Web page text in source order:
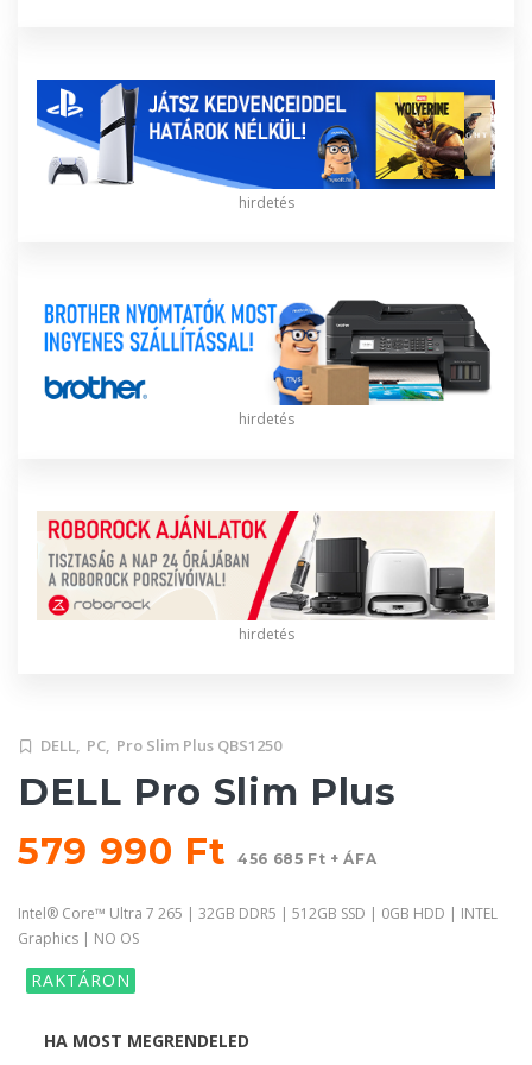
hirdetés
hirdetés
hirdetés
DELL, PC, Pro Slim Plus QBS1250
DELL Pro Slim Plus
579 990 Ft456 685 Ft + ÁFA
Intel® Core™ Ultra 7 265 | 32GB DDR5 | 512GB SSD | 0GB HDD | INTEL
Graphics | NO OS
RAKTÁRON
HA MOST MEGRENDELED